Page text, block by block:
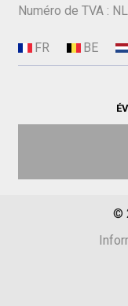
Numéro de TVA :
©